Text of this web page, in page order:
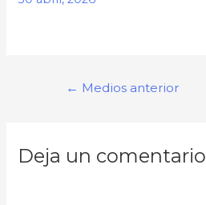
Navegación
← Medios anterior
Deja un comentario